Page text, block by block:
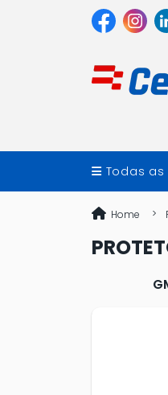
Todas as
Home